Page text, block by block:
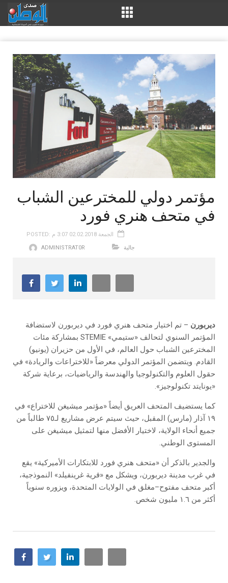
مؤتمر دولي للمخترعين الشباب
في متحف هنري فورد
POSTED: الجمعة 02.02.2018 3:07 م
ADMINISTRAT0R
جالية
ديربورن – تم اختيار متحف هنري فورد في ديربورن لاستضافة
المؤتمر السنوي لتحالف «ستيمي» STEMIE بمشاركة مئات
المخترعين الشباب حول العالم، في الأول من حزيران (يونيو)
القادم. ويتضمن المؤتمر الدولي معرضاً «للاختراعات والريادة» في
حقول العلوم والتكنولوجيا والهندسة والرياضيات، برعاية شركة
«يونايتد تكنولوجيز».
كما يستضيف المتحف العريق أيضاً «مؤتمر ميشيغن للاختراع» في
١٩ آذار (مارس) المقبل، حيث سيتم عرض مشاريع لـ٧٥ طالباً من
جميع أنحاء الولاية، لاختيار الأفضل منها لتمثيل ميشيغن على
المستوى الوطني.
والجدير بالذكر أن «متحف هنري فورد للابتكارات الأميركية» يقع
في غرب مدينة ديربورن، ويشكل مع «قرية غرينفيلد» النموذجية،
أكبر متحف مفتوح–مغلق في الولايات المتحدة، ويزوره سنوياً
أكثر من ١.٦ مليون شخص.